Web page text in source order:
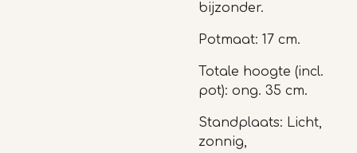
bijzonder.
Potmaat: 17 cm.
Totale hoogte (incl.
pot): ong. 35 cm.
Standplaats: Licht,
zonnig,